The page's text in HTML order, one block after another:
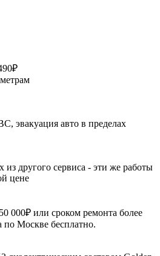
эвакуация авто в пределах
из другого сервиса - эти же работы
цене
000₽ или сроком ремонта более
по Москве бесплатно.